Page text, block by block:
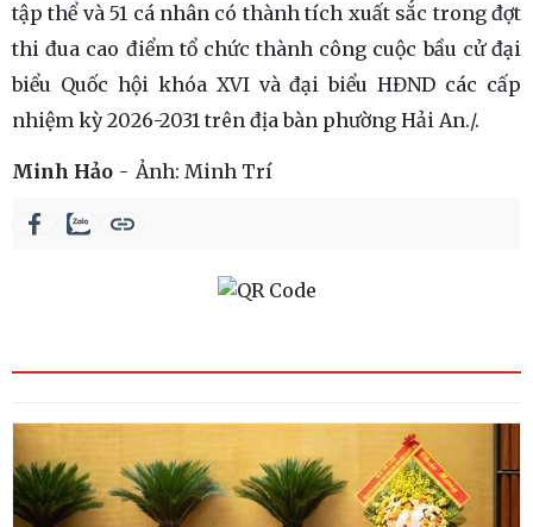
tập thể và 51 cá nhân có thành tích xuất sắc trong đợt
thi đua cao điểm tổ chức thành công cuộc bầu cử đại
biểu Quốc hội khóa XVI và đại biểu HĐND các cấp
nhiệm kỳ 2026-2031 trên địa bàn phường Hải An./.
Minh Hảo Ảnh: Minh Trí